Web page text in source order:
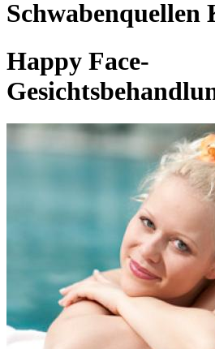
Schwabenquellen
Happy Face-